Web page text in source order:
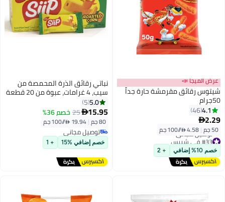
عرض الميجا 📣
شيتوس رقائق مقرمشة حارة جداً
50جرام
4.1
46
2.29
50 جم |4.58 /⁨/100 جم⁩
#33 في شيبس
أقل سعر في 30 يوم
توصيل مجاني
#33 في شيبس
خصم 10% إضافي + 2
نباتي رقائق الذرة المحمصة من
سيب، 4 غرامات، عبوة من 20 قطعة
5.0
5
15.95
25 خصم 36%
80 جم |
توصيل مجاني
توصيل مجاني
خصم إضافي %15 + 1